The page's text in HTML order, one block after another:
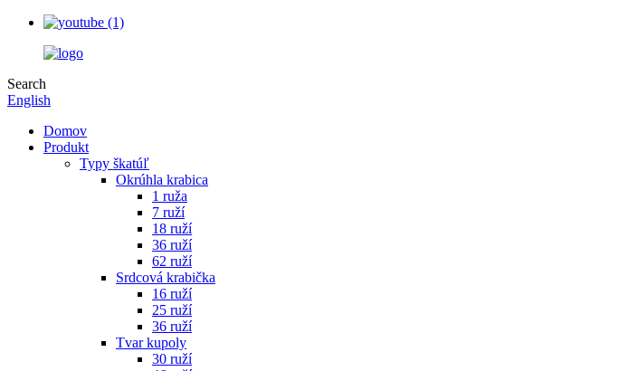
Search
English
Domov
Produkt
Typy škatúľ
Okrúhla krabica
1 ruža
7 ruží
18 ruží
36 ruží
62 ruží
Srdcová krabička
16 ruží
25 ruží
36 ruží
Tvar kupoly
30 ruží